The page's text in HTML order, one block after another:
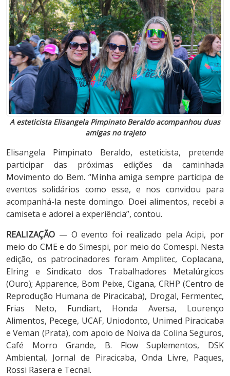
A esteticista Elisangela Pimpinato Beraldo acompanhou duas
amigas no trajeto
Elisangela Pimpinato Beraldo, esteticista, pretende
participar das próximas edições da caminhada
Movimento do Bem. “Minha amiga sempre participa de
eventos solidários como esse, e nos convidou para
acompanhá-la neste domingo. Doei alimentos, recebi a
camiseta e adorei a experiência”, contou.
REALIZAÇÃO — O evento foi realizado pela Acipi, por
meio do CME e do Simespi, por meio do Comespi. Nesta
edição, os patrocinadores foram Amplitec, Coplacana,
Elring e Sindicato dos Trabalhadores Metalúrgicos
(Ouro); Apparence, Bom Peixe, Cigana, CRHP (Centro de
Reprodução Humana de Piracicaba), Drogal, Fermentec,
Frias Neto, Fundiart, Honda Aversa, Lourenço
Alimentos, Pecege, UCAF, Uniodonto, Unimed Piracicaba
e Veman (Prata), com apoio de Noiva da Colina Seguros,
Café Morro Grande, B. Flow Suplementos, DSK
Ambiental, Jornal de Piracicaba, Onda Livre, Paques,
Rossi Rasera e Tecnal.